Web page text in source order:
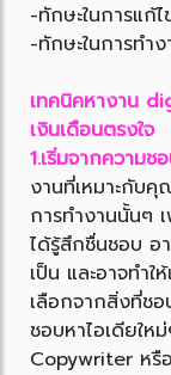
-ทักษะในการแก้
-ทักษะในการทำ
เทคนิคหางาน
เงินเดือนตรงใจ
1.เริ่มจากความช
งานที่เหมาะกับ
การทำงานนั้นๆ
ได้รู้สึกชื่นชอบ อ
เป็น และอาจทำ
เลือกจากสิ่งที่ช
ชอบหาไอเดียใ
Copywriter ห